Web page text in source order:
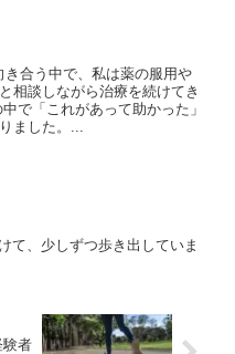
合う中で、私は薬の服用や
相談しながら治療を続けてき
で「これがあって助かった」
ました。...
て、少しずつ歩き出していま
験者